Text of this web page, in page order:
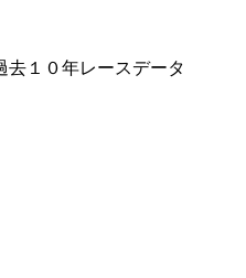
去１０年レースデータ